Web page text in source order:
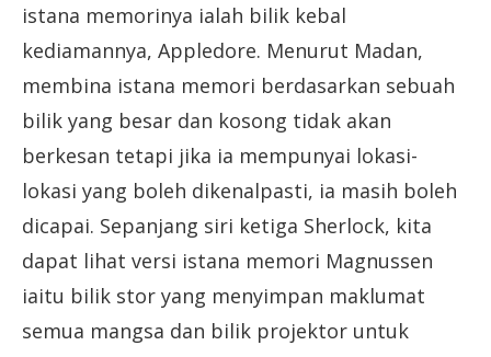
istana memorinya ialah bilik kebal
kediamannya, Appledore. Menurut Madan,
membina istana memori berdasarkan sebuah
bilik yang besar dan kosong tidak akan
berkesan tetapi jika ia mempunyai lokasi-
lokasi yang boleh dikenalpasti, ia masih boleh
dicapai. Sepanjang siri ketiga Sherlock, kita
dapat lihat versi istana memori Magnussen
iaitu bilik stor yang menyimpan maklumat
semua mangsa dan bilik projektor untuk